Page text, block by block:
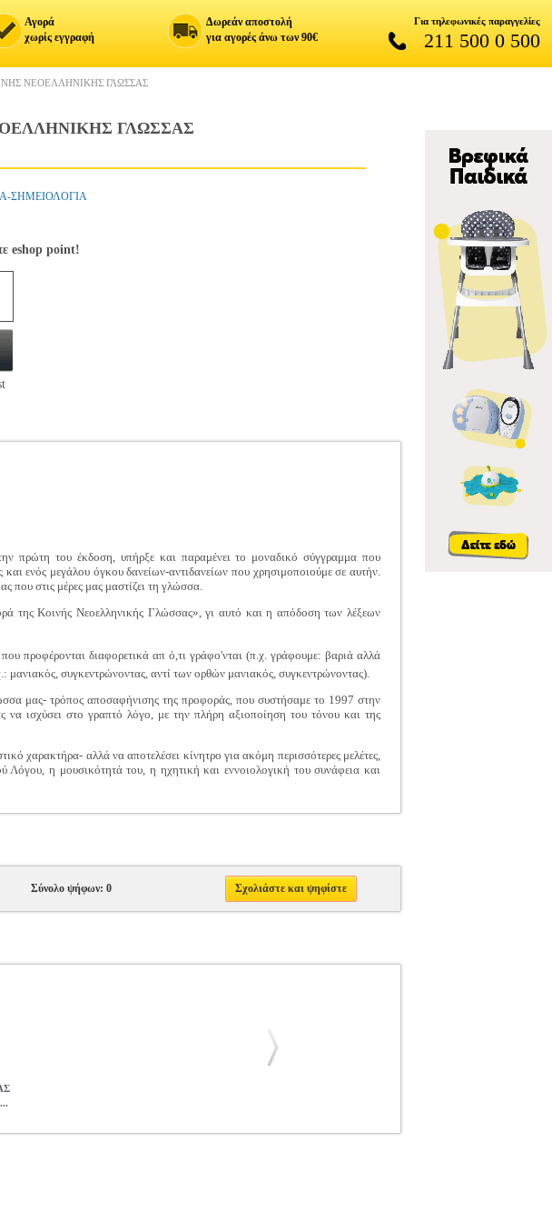
Αγορά
χωρίς εγγραφή
Δωρεάν αποστολή
για αγορές άνω των 90€
Για τηλεφωνικές παραγγελίες
211 500 0 500
ΝΕΟΕΛΛΗΝΙΚΗΣ ΓΛΩΣΣΑΣ
ΓΛΩΣΣΑΣ
ΣΗΜΕΙΟΛΟΓΙΑ
eshop point!
πρώτη του έκδοση, υπήρξε και παραμένει το μοναδικό σύγγραμμα που
ενός μεγάλου όγκου δανείων-αντιδανείων που χρησιμοποιούμε σε αυτήν.
στις μέρες μας μαστίζει τη γλώσσα.
της Κοινής Νεοελληνικής Γλώσσας», γι αυτό και η απόδοση των λέξεων
προφέρονται διαφορετικά απ ό,τι γράφο'νται (π.χ. γράφουμε: βαριά αλλά
μανιακός, συγκεντρώνοντας, αντί των ορθών μανιακός, συγκεντρώνοντας).
μας- τρόπος αποσαφήνισης της προφοράς, που συστήσαμε το 1997 στην
ισχύσει στο γραπτό λόγο, με την πλήρη αξιοποίηση του τόνου και της
χαρακτήρα- αλλά να αποτελέσει κίνητρο για ακόμη περισσότερες μελέτες,
Λόγου, η μουσικότητά του, η ηχητική και εννοιολογική του συνάφεια και
Σύνολο ψήφων: 0 Σχολιάστε και ψηφίστε